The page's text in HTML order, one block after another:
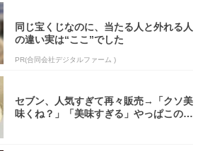
同じ宝くじなのに、当たる人と外れる人
の違い実は“ここ”でした
PR(合同会社デジタルファーム )
セブン、人気すぎて再々販売→「クソ美
味くね？」「美味すぎる」やっぱこのク